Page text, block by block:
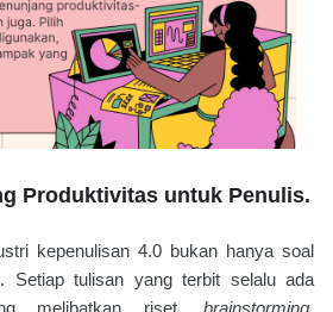
Produktivitas untuk Penulis.
kepenulisan 4.0 bukan hanya soal
Setiap tulisan yang terbit selalu ada
melibatkan riset, brainstorming,